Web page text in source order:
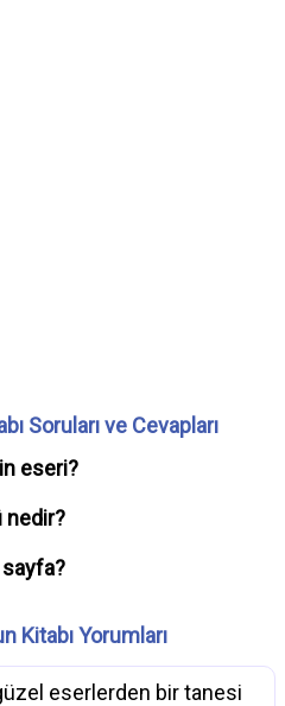
Soruları ve Cevapları
eseri?
nedir?
Kitabı Yorumları
eserlerden bir tanesi